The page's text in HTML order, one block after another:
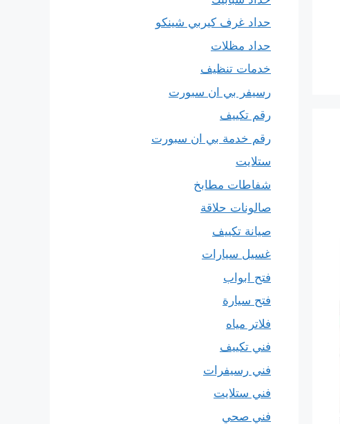
حداد غرف كيربي شينكو
حداد مظلات
خدمات تنظيف
رسيفر بي ان سبورت
رقم تكييف
رقم خدمة بي ان سبورت
ستلايت
شفاطات مطابخ
صالونات حلاقة
صيانة تكييف
غسيل سيارات
فتح ابواب
فتح سيارة
فلاتر مياه
فني تكييف
فني رسيفرات
فني ستلايت
فني صحي